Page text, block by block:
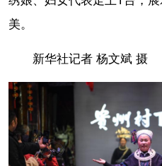
美。
新华社记者 杨文斌 摄